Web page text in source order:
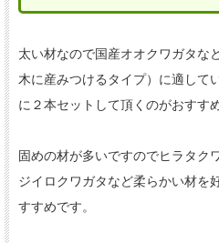
太い材なので国産オオクワガタな
木に産みつけるタイプ）に適して
に２本セットして頂くのがおすす
固めの材が多いですのでヒラタク
ジイロクワガタなど柔らかい材を
すすめです。